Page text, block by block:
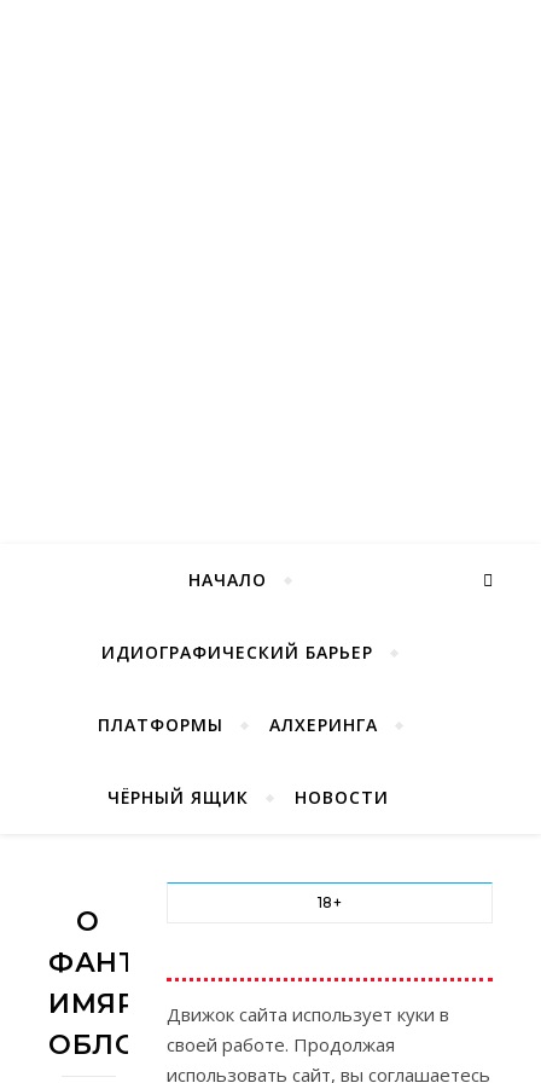
НАЧАЛО
ИДИОГРАФИЧЕСКИЙ БАРЬЕР
ПЛАТФОРМЫ АЛХЕРИНГА
ЧЁРНЫЙ ЯЩИК НОВОСТИ
О
ФАНТКРИТИКЕ
ИМЯРЕКЕ.
ОБЛОЖКА
18+
Движок сайта использует куки в
своей работе. Продолжая
использовать сайт, вы соглашаетесь